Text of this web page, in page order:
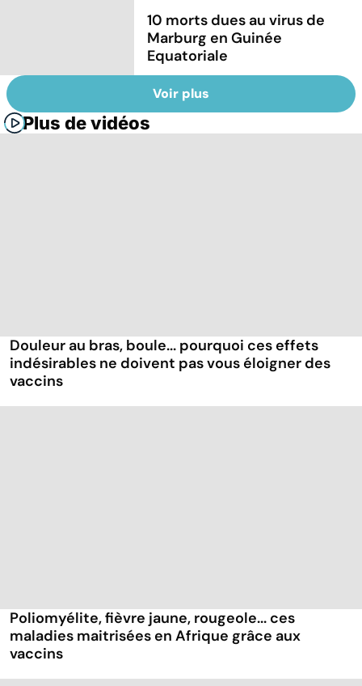
10 morts dues au virus de
Marburg en Guinée
Equatoriale
Voir plus
Plus de vidéos
Douleur au bras, boule... pourquoi ces effets
indésirables ne doivent pas vous éloigner des
vaccins
Poliomyélite, fièvre jaune, rougeole... ces
maladies maitrisées en Afrique grâce aux
vaccins